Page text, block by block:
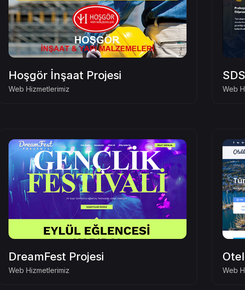
Hoşgör İnşaat Projesi
Web Hizmetlerimiz Web
DreamFest Projesi
Web Hizmetlerimiz Web